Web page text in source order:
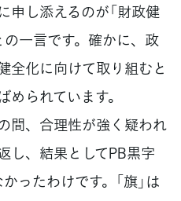
申し添えるのが「財政健
の一言です。確かに、政
全化に向けて取り組むと
られています。
間、合理性が強く疑われ
し、結果としてPB黒字
ったわけです。「旗」は